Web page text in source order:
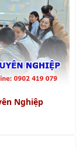
Vụ chuyên